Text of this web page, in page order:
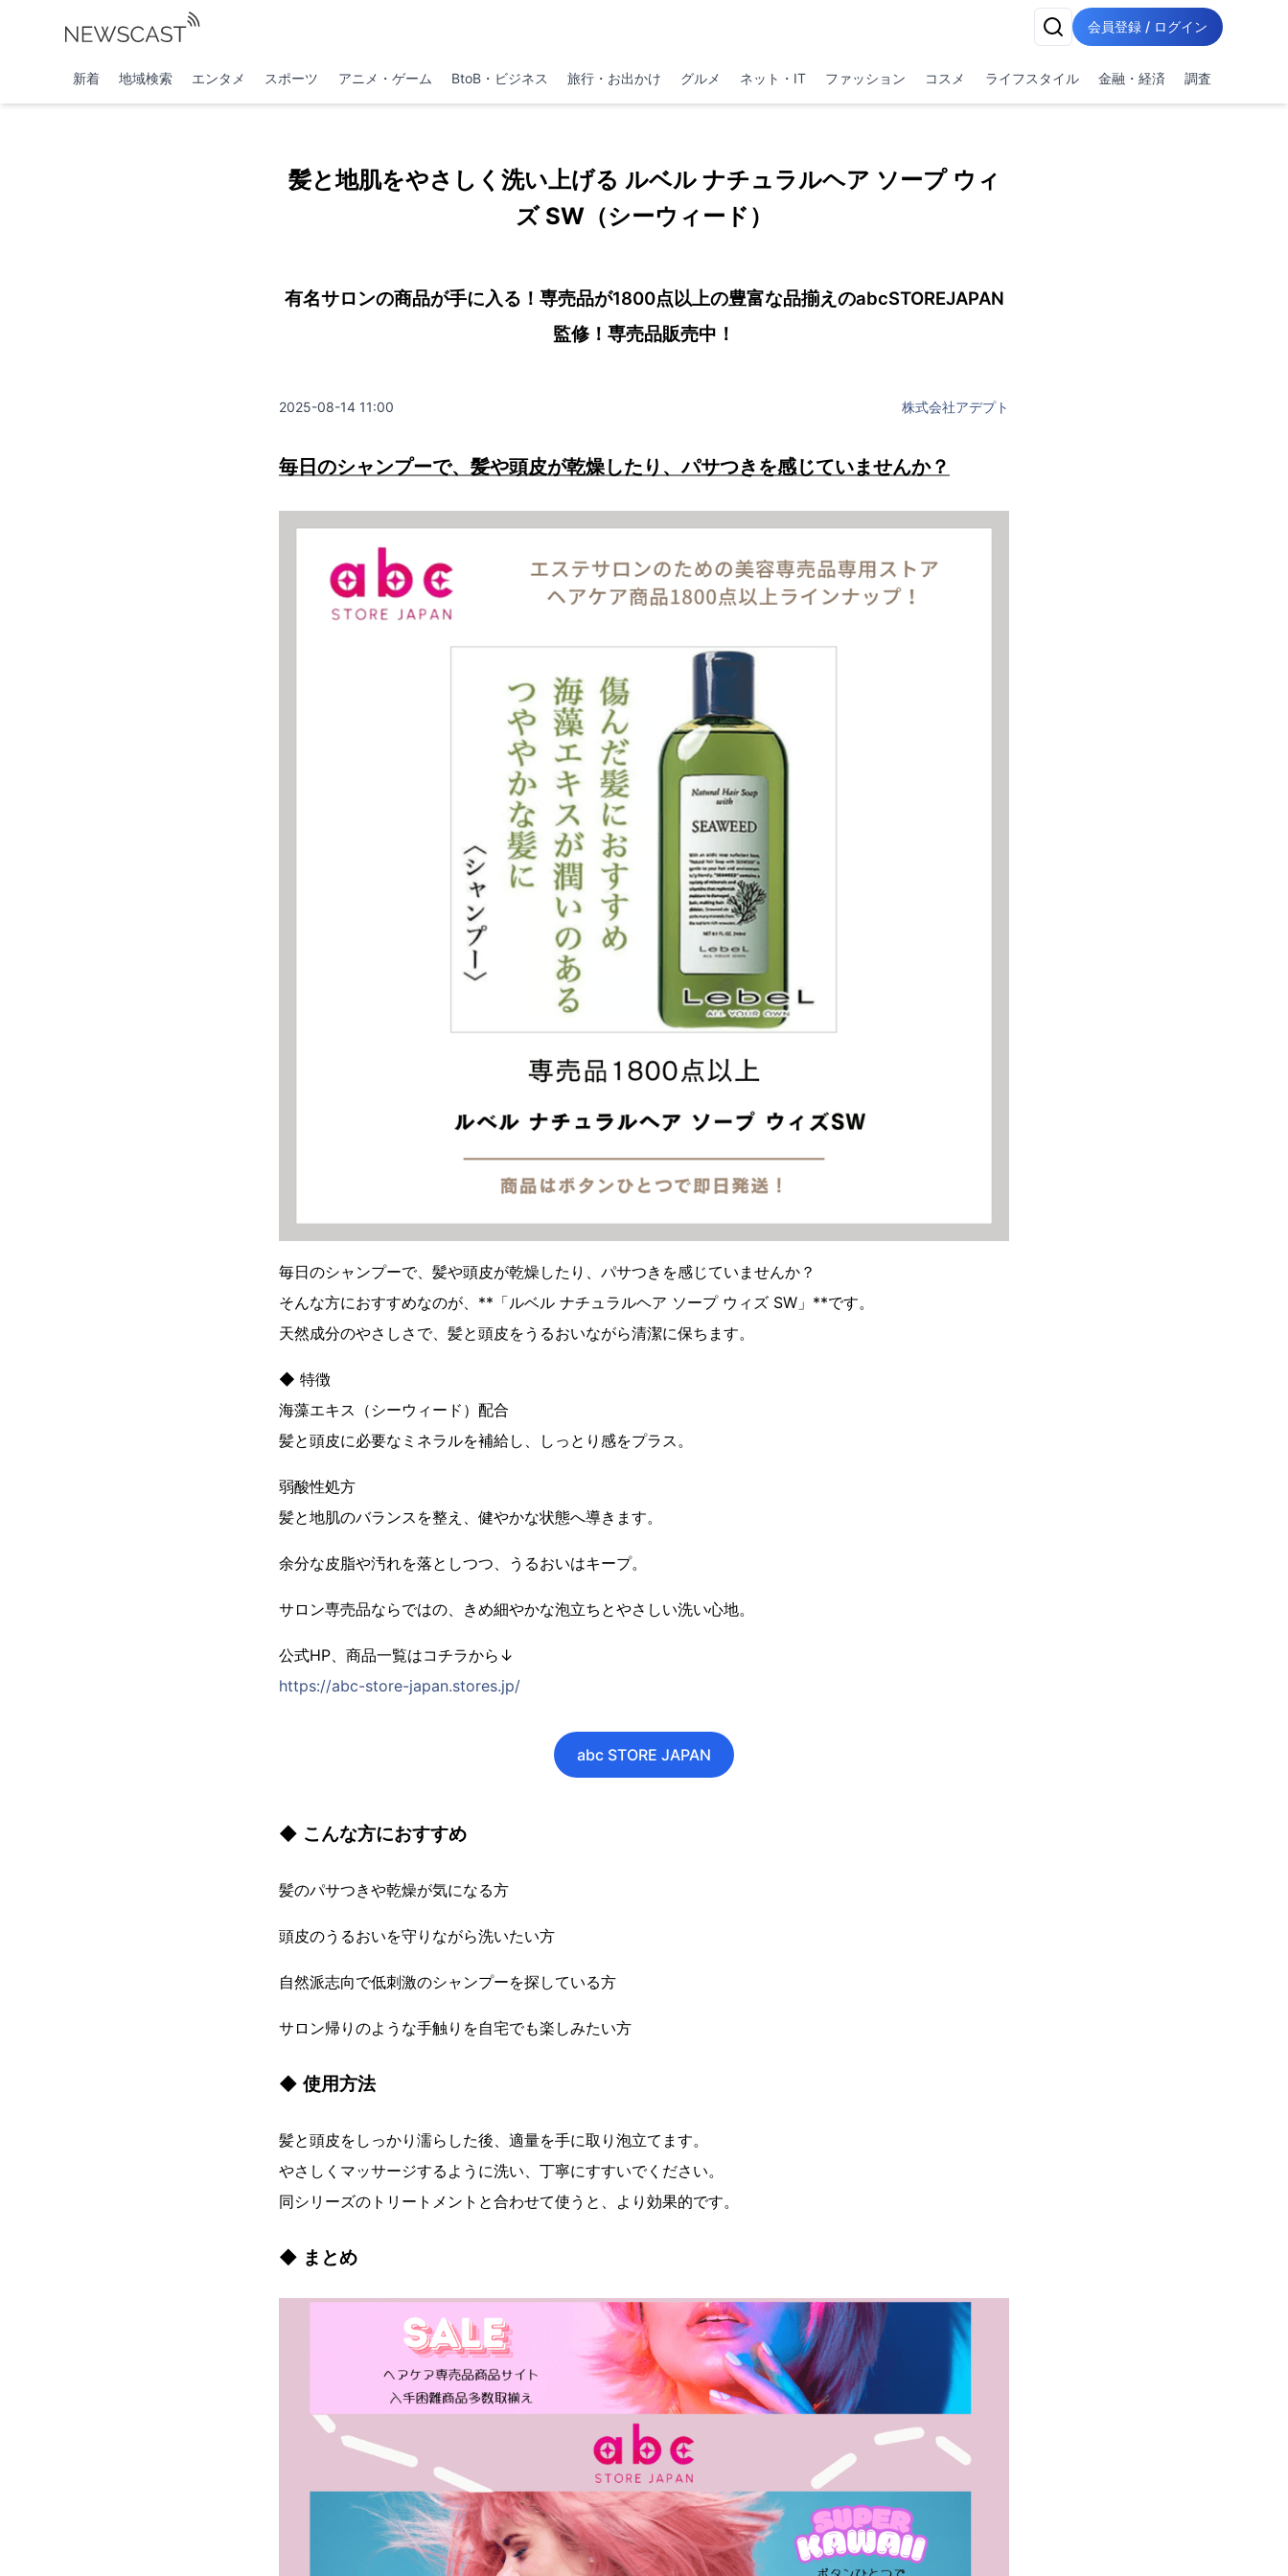
会員登録 / ログイン
新着 地域検索 エンタメ スポーツ アニメ・ゲーム BtoB・ビジネス 旅行・お出かけ グルメ ネット・IT ファッション コスメ ライフスタイル 金融・経済 調査
髪と地肌をやさしく洗い上げる ルベル ナチュラルヘア ソープ ウィ
ズ SW（シーウィード）
有名サロンの商品が手に入る！専売品が1800点以上の豊富な品揃えのabcSTOREJAPAN
監修！専売品販売中！
2025-08-14 11:00 株式会社アデプト
毎日のシャンプーで、髪や頭皮が乾燥したり、パサつきを感じていませんか？
毎日のシャンプーで、髪や頭皮が乾燥したり、パサつきを感じていませんか？
そんな方におすすめなのが、**「ルベル ナチュラルヘア ソープ ウィズ SW」**です。
天然成分のやさしさで、髪と頭皮をうるおいながら清潔に保ちます。
◆ 特徴
海藻エキス（シーウィード）配合
髪と頭皮に必要なミネラルを補給し、しっとり感をプラス。
弱酸性処方
髪と地肌のバランスを整え、健やかな状態へ導きます。
余分な皮脂や汚れを落としつつ、うるおいはキープ。
サロン専売品ならではの、きめ細やかな泡立ちとやさしい洗い心地。
公式HP、商品一覧はコチラから↓
https://abc-store-japan.stores.jp/
abc STORE JAPAN
◆ こんな方におすすめ
髪のパサつきや乾燥が気になる方
頭皮のうるおいを守りながら洗いたい方
自然派志向で低刺激のシャンプーを探している方
サロン帰りのような手触りを自宅でも楽しみたい方
◆ 使用方法
髪と頭皮をしっかり濡らした後、適量を手に取り泡立てます。
やさしくマッサージするように洗い、丁寧にすすいでください。
同シリーズのトリートメントと合わせて使うと、より効果的です。
◆ まとめ